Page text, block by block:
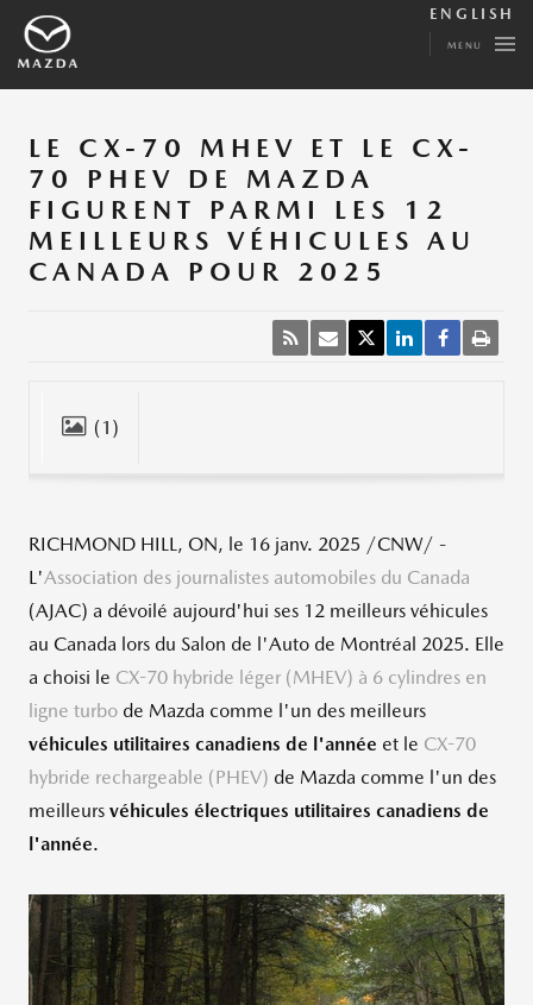
ENGLISH
MENU
LE CX-70 MHEV ET LE CX-
70 PHEV DE MAZDA
FIGURENT PARMI LES 12
MEILLEURS VÉHICULES AU
CANADA POUR 2025
(1)
RICHMOND HILL, ON, le 16 janv. 2025 /CNW/ -
L'Association des journalistes automobiles du Canada
(AJAC) a dévoilé aujourd'hui ses 12 meilleurs véhicules
au Canada lors du Salon de l'Auto de Montréal 2025. Elle
a choisi le CX-70 hybride léger (MHEV) à 6 cylindres en
ligne turbo de Mazda comme l'un des meilleurs
véhicules utilitaires canadiens de l'année et le CX-70
hybride rechargeable (PHEV) de Mazda comme l'un des
meilleurs véhicules électriques utilitaires canadiens de
l'année.